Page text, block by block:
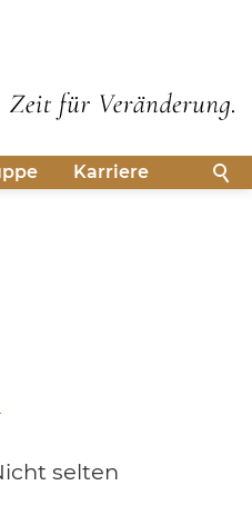
Karriere
selten